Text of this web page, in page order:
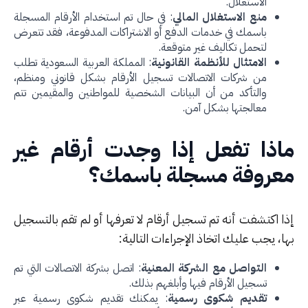
منع الاستغلال المالي: في حال تم استخدام الأرقام المسجلة
باسمك في خدمات الدفع أو الاشتراكات المدفوعة، فقد تتعرض
لتحمل تكاليف غير متوقعة.
الامتثال للأنظمة القانونية: المملكة العربية السعودية تطلب
من شركات الاتصالات تسجيل الأرقام بشكل قانوني ومنظم،
والتأكد من أن البيانات الشخصية للمواطنين والمقيمين تتم
معالجتها بشكل آمن.
تفعل إذا وجدت أرقام غير
مسجلة باسمك؟
اكتشفت أنه تم تسجيل أرقام لا تعرفها أو لم تقم بالتسجيل
يجب عليك اتخاذ الإجراءات التالية:
التواصل مع الشركة المعنية: اتصل بشركة الاتصالات التي تم
تسجيل الأرقام فيها وأبلغهم بذلك.
تقديم شكوى رسمية: يمكنك تقديم شكوى رسمية عبر